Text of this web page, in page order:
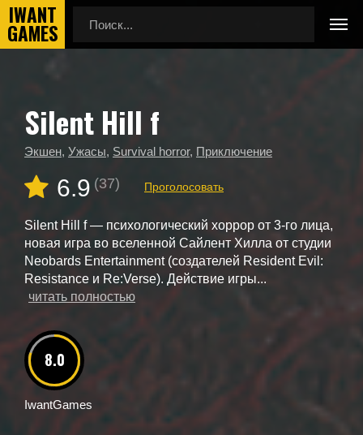
Главная
Новые игры
Silent Hill f
Silent Hill f
Экшен, Ужасы, Survival horror, Приключение
6.9 (37) Проголосовать
Silent Hill f — психологический хоррор от 3-го лица,
новая игра во вселенной Сайлент Хилла от студии
Neobards Entertainment (создателей Resident Evil:
Resistance и Re:Verse). Действие игры...
читать полностью
8.0
IwantGames